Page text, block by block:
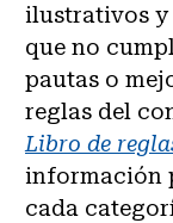
ilustrativos y
que no
pautas o
reglas del
Libro de
información
cada